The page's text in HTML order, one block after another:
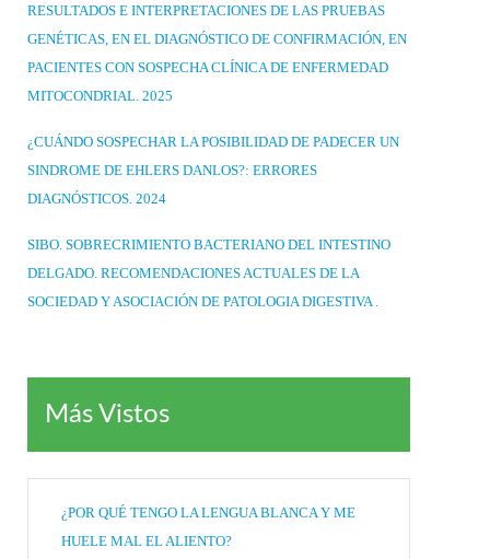
RESULTADOS E INTERPRETACIONES DE LAS PRUEBAS
GENÉTICAS, EN EL DIAGNÓSTICO DE CONFIRMACIÓN, EN
PACIENTES CON SOSPECHA CLÍNICA DE ENFERMEDAD
MITOCONDRIAL. 2025
¿CUÁNDO SOSPECHAR LA POSIBILIDAD DE PADECER UN
SINDROME DE EHLERS DANLOS?: ERRORES
DIAGNÓSTICOS. 2024
SIBO. SOBRECRIMIENTO BACTERIANO DEL INTESTINO
DELGADO. RECOMENDACIONES ACTUALES DE LA
SOCIEDAD Y ASOCIACIÓN DE PATOLOGIA DIGESTIVA .
Más Vistos
¿POR QUÉ TENGO LA LENGUA BLANCA Y ME
HUELE MAL EL ALIENTO?